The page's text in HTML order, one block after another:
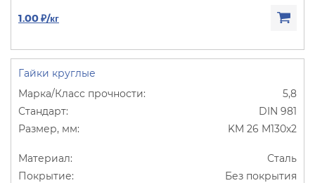
1.00 ₽/кг
Гайки круглые
5,8
DIN 981
KM 26 M130х2
Сталь
Без покрытия